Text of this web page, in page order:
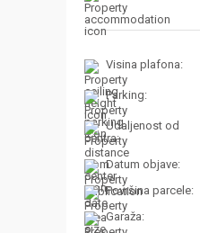
Visina plafona:
Parking:
Udaljenost od
centra:
Datum objave:
Površina parcele:
Garaža: